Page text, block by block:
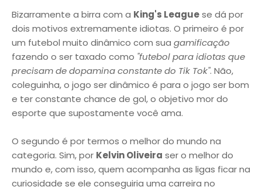
Bizarramente a birra com a King's Leaguese dá por
dois motivos extremamente idiotas. O primeiro é por
um futebol muito dinâmico com sua gamificação
fazendo o ser taxado como "futebol para idiotas que
precisam de dopamina constante do Tik Tok". Não,
coleguinha, o jogo ser dinâmico é para o jogo ser bom
e ter constante chance de gol, o objetivo mor do
esporte que supostamente você ama.
O segundo é por termos o melhor do mundo na
categoria. Sim, por Kelvin Oliveira ser o melhor do
mundo e, com isso, quem acompanha as ligas ficar na
curiosidade se ele conseguiria uma carreira no